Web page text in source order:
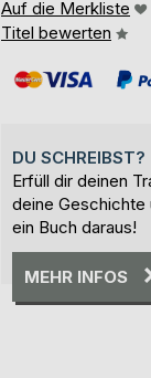
Auf die Merkliste
Titel bewerten
DU SCHREIBST?
Erfüll dir deinen
deine Geschichte
ein Buch daraus!
MEHR INFOS